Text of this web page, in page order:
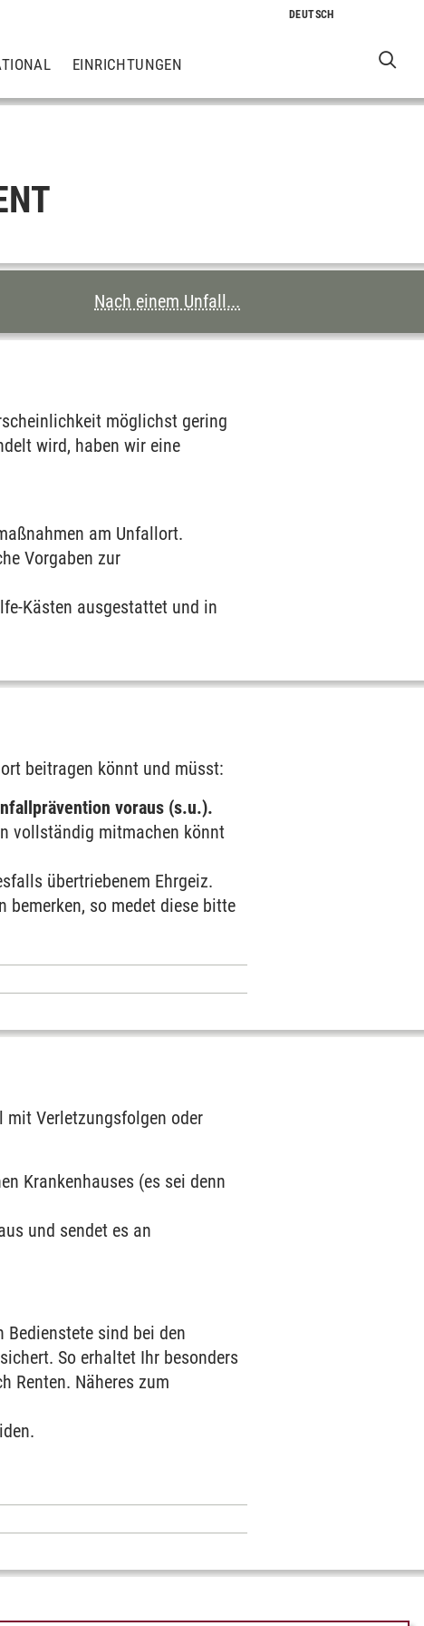
EINRICHTUNGEN
Nach einem Unfall...
möglichst gering
wird, haben wir eine
am Unfallort.
Vorgaben zur
Kästen ausgestattet und in
beitragen könnt und müsst:
voraus (s.u.).
vollständig mitmachen könnt
übertriebenem Ehrgeiz.
bemerken, so medet diese bitte
Verletzungsfolgen oder
Krankenhauses (es sei denn
und sendet es an
Bedienstete sind bei den
So erhaltet Ihr besonders
Renten. Näheres zum